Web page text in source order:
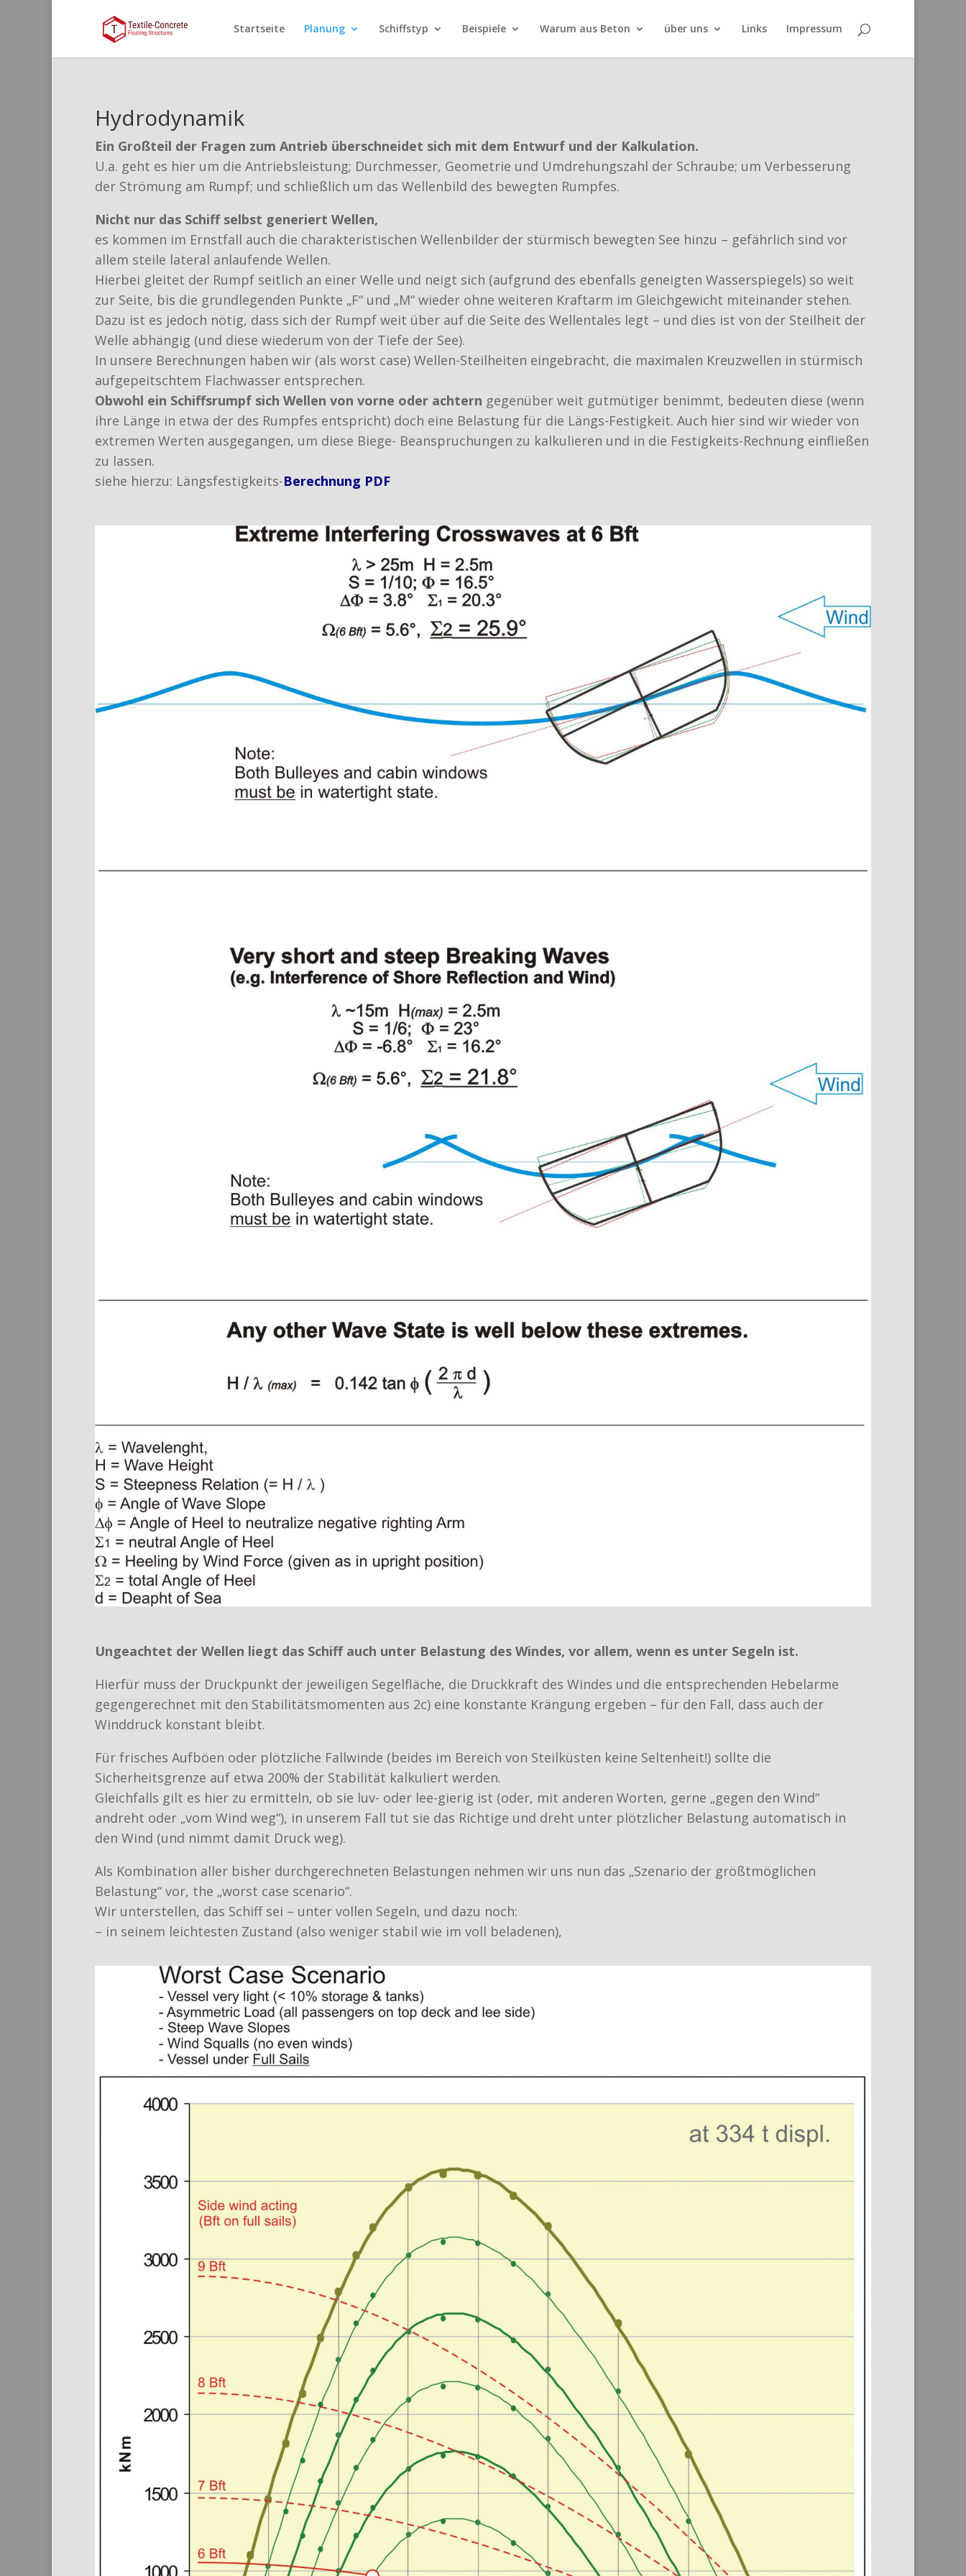
Startseite Planung Schiffstyp Beispiele Warum aus Beton über uns Links Impressum
Hydrodynamik
Ein Großteil der Fragen zum Antrieb überschneidet sich mit dem Entwurf und der Kalkulation.
U.a. geht es hier um die Antriebsleistung; Durchmesser, Geometrie und Umdrehungszahl der Schraube; um Verbesserung
der Strömung am Rumpf; und schließlich um das Wellenbild des bewegten Rumpfes.
Nicht nur das Schiff selbst generiert Wellen,
es kommen im Ernstfall auch die charakteristischen Wellenbilder der stürmisch bewegten See hinzu – gefährlich sind vor
allem steile lateral anlaufende Wellen.
Hierbei gleitet der Rumpf seitlich an einer Welle und neigt sich (aufgrund des ebenfalls geneigten Wasserspiegels) so weit
zur Seite, bis die grundlegenden Punkte „F“ und „M“ wieder ohne weiteren Kraftarm im Gleichgewicht miteinander stehen.
Dazu ist es jedoch nötig, dass sich der Rumpf weit über auf die Seite des Wellentales legt – und dies ist von der Steilheit der
Welle abhängig (und diese wiederum von der Tiefe der See).
In unsere Berechnungen haben wir (als worst case) Wellen-Steilheiten eingebracht, die maximalen Kreuzwellen in stürmisch
aufgepeitschtem Flachwasser entsprechen.
Obwohl ein Schiffsrumpf sich Wellen von vorne oder achtern gegenüber weit gutmütiger benimmt, bedeuten diese (wenn
ihre Länge in etwa der des Rumpfes entspricht) doch eine Belastung für die Längs-Festigkeit. Auch hier sind wir wieder von
extremen Werten ausgegangen, um diese Biege- Beanspruchungen zu kalkulieren und in die Festigkeits-Rechnung einfließen
zu lassen.
siehe hierzu: Längsfestigkeits-Berechnung PDF
Ungeachtet der Wellen liegt das Schiff auch unter Belastung des Windes, vor allem, wenn es unter Segeln ist.
Hierfür muss der Druckpunkt der jeweiligen Segelfläche, die Druckkraft des Windes und die entsprechenden Hebelarme
gegengerechnet mit den Stabilitätsmomenten aus 2c) eine konstante Krängung ergeben – für den Fall, dass auch der
Winddruck konstant bleibt.
Für frisches Aufböen oder plötzliche Fallwinde (beides im Bereich von Steilküsten keine Seltenheit!) sollte die
Sicherheitsgrenze auf etwa 200% der Stabilität kalkuliert werden.
Gleichfalls gilt es hier zu ermitteln, ob sie luv- oder lee-gierig ist (oder, mit anderen Worten, gerne „gegen den Wind“
andreht oder „vom Wind weg“), in unserem Fall tut sie das Richtige und dreht unter plötzlicher Belastung automatisch in
den Wind (und nimmt damit Druck weg).
Als Kombination aller bisher durchgerechneten Belastungen nehmen wir uns nun das „Szenario der größtmöglichen
Belastung“ vor, the „worst case scenario“.
Wir unterstellen, das Schiff sei – unter vollen Segeln, und dazu noch:
– in seinem leichtesten Zustand (also weniger stabil wie im voll beladenen),